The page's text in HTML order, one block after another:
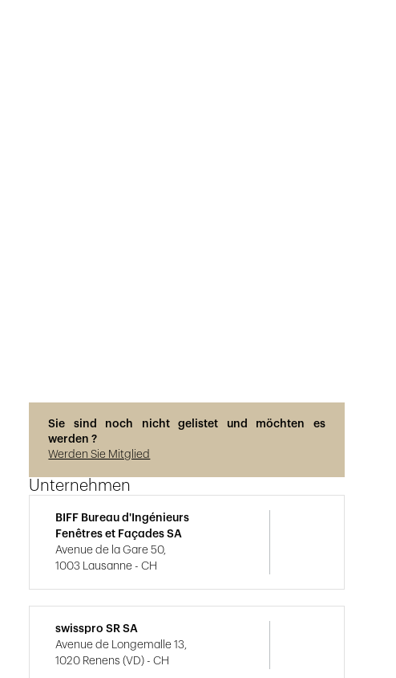
Sie sind noch nicht gelistet und möchten es
werden ?
Werden Sie Mitglied
Unternehmen
BIFF Bureau d'Ingénieurs
Fenêtres et Façades SA
Avenue de la Gare 50,
1003 Lausanne - CH
swisspro SR SA
Avenue de Longemalle 13,
1020 Renens (VD) - CH